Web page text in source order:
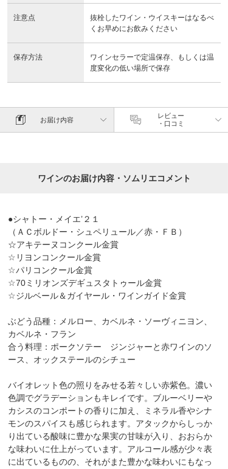
注意点
抜栓したワイン・ウイスキーはなるべ
くお早めにお飲みください
保存方法
ワインセラーで定温保存、もしくは温
度変化の低い場所で保存
お届け内容
レビュー
・口コミ
ワインのお届け内容・ソムリエコメント
●シャトー・メイエ’２１
（ＡＣボルドー・シュペリュール／赤・ＦＢ）
☆アキテーヌコンクール金賞
☆リヨンコンクール金賞
☆パリコンクール金賞
☆70ミリオンズデギュスタトゥール金賞
☆ジルベール＆ガイヤール・ワインガイド金賞
ぶどう品種：メルロー、カベルネ・ソーヴィニヨン、
カベルネ・フラン
合う料理：ポークソテー ジンジャーと赤ワインのソ
ース、オックステールのシチュー
バイオレット色の照りをみせる若々しい赤紫色。濃い
色調でグラデーションもキレイです。ブルーベリーや
カシスのコンポートの香りに加え、ミネラル香やシナ
モンのスパイスも感じられます。アタックからしっか
り出ている酸味に豊かな果実の甘味が入り、おおらか
な味わいに仕上がっています。アルコール感が少々表
に出ているものの、それがまた豊かな味わいにもなっ